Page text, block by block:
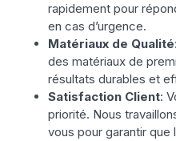
rapidement pour
en cas d’urgence.
Matériaux de Qualité
des matériaux de
résultats durables et
Satisfaction Client:
priorité. Nous
vous pour garantir